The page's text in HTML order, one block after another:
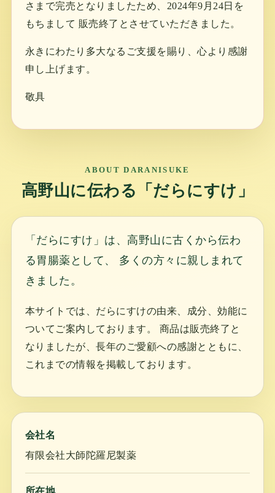
さまで完売となりましたため、2024年9月24日を
もちまして 販売終了とさせていただきました。
永きにわたり多大なるご支援を賜り、心より感謝
申し上げます。
敬具
ABOUT DARANISUKE
高野山に伝わる「だらにすけ」
「だらにすけ」は、高野山に古くから伝わ
る胃腸薬として、 多くの方々に親しまれて
きました。
本サイトでは、だらにすけの由来、成分、効能に
ついてご案内しております。 商品は販売終了と
なりましたが、長年のご愛顧への感謝とともに、
これまでの情報を掲載しております。
会社名
有限会社大師陀羅尼製薬
所在地